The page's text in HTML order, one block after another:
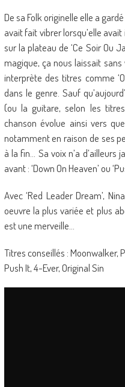
De sa Folk originelle elle a
avait fait vibrer lorsqu’elle avait
sur la plateau de ‘Ce Soir Ou
magique, ça nous laissait
interprète des titres comme
dans le genre. Sauf
(ou la guitare, selon les
chanson évolue ainsi vers
notamment en raison de ses
à la fin… Sa voix n’a
avant : ‘Down On Heaven’ ou
Avec ‘Red Leader Dream’,
oeuvre la plus variée et plus
est une merveille…
Titres conseillés : Moonwalker,
Push It, 4-Ever, Original Sin